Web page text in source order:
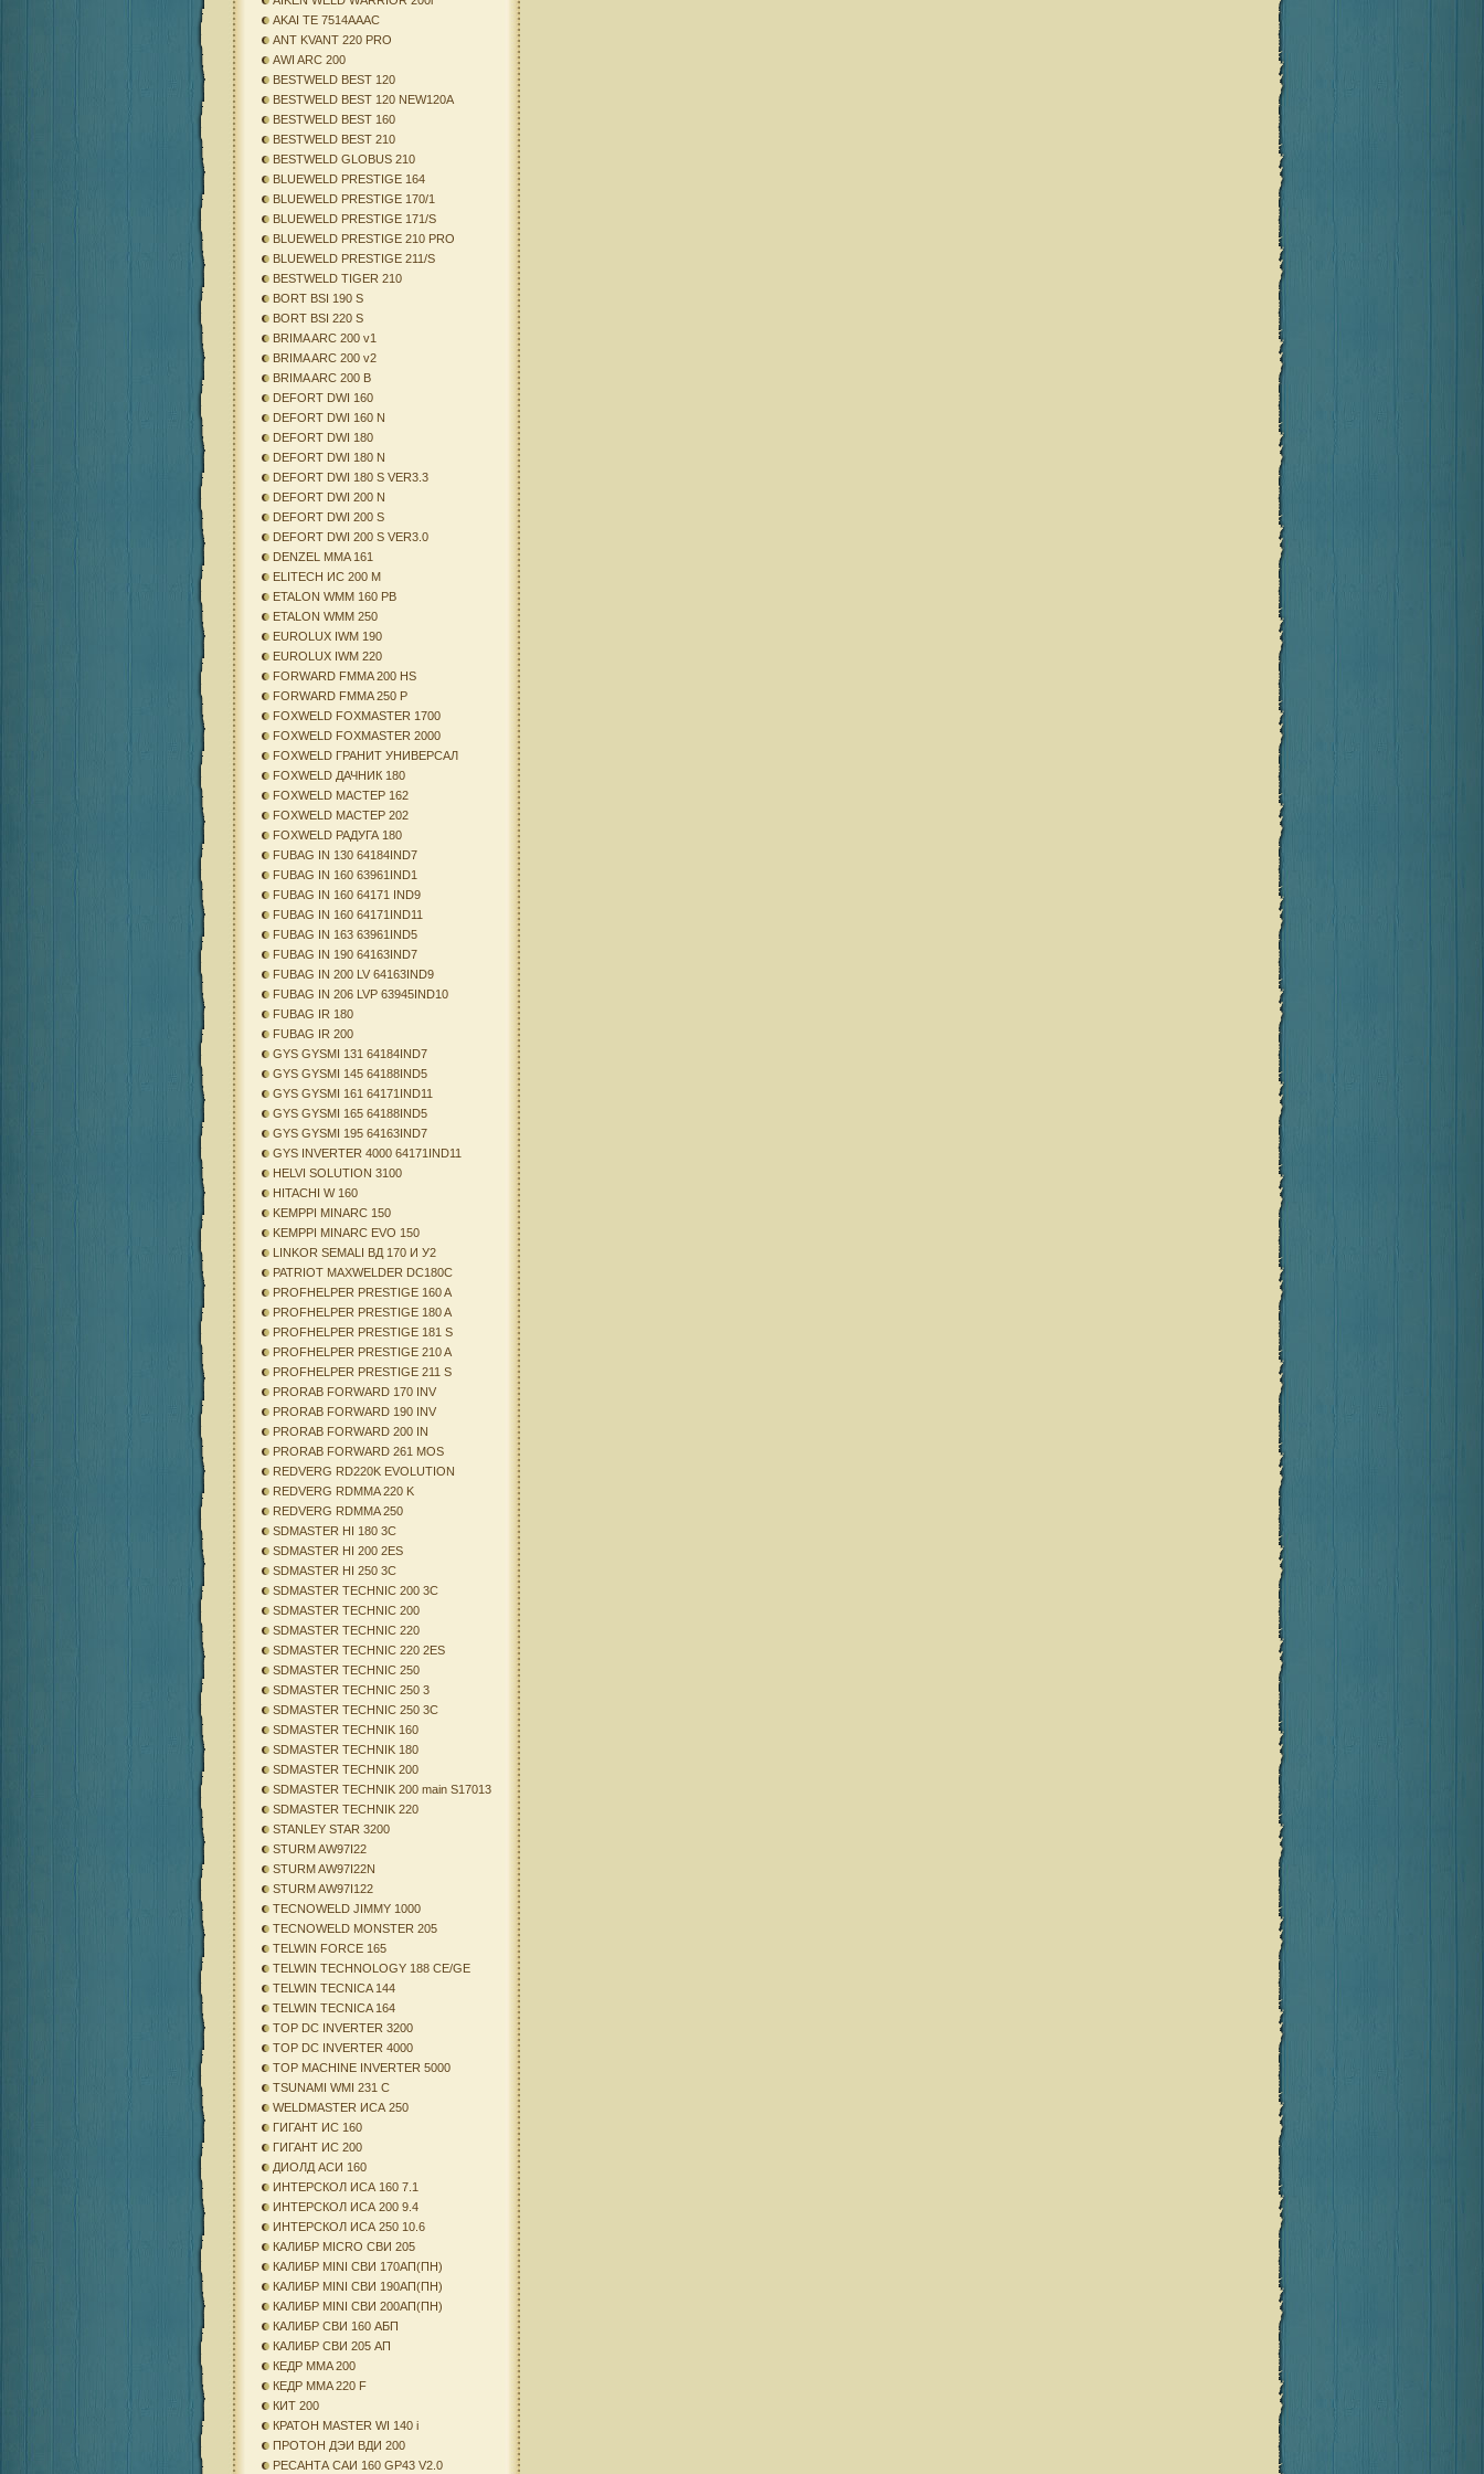
AKAI TE 7514AAAC
ANT KVANT 220 PRO
AWI ARC 200
BESTWELD BEST 120
BESTWELD BEST 120 NEW120A
BESTWELD BEST 160
BESTWELD BEST 210
BESTWELD GLOBUS 210
BLUEWELD PRESTIGE 164
BLUEWELD PRESTIGE 170/1
BLUEWELD PRESTIGE 171/S
BLUEWELD PRESTIGE 210 PRO
BLUEWELD PRESTIGE 211/S
BESTWELD TIGER 210
BORT BSI 190 S
BORT BSI 220 S
BRIMA ARC 200 v1
BRIMA ARC 200 v2
BRIMA ARC 200 B
DEFORT DWI 160
DEFORT DWI 160 N
DEFORT DWI 180
DEFORT DWI 180 N
DEFORT DWI 180 S VER3.3
DEFORT DWI 200 N
DEFORT DWI 200 S
DEFORT DWI 200 S VER3.0
DENZEL MMA 161
ELITECH ИС 200 М
ETALON WMM 160 PB
ETALON WMM 250
EUROLUX IWM 190
EUROLUX IWM 220
FORWARD FMMA 200 HS
FORWARD FMMA 250 P
FOXWELD FOXMASTER 1700
FOXWELD FOXMASTER 2000
FOXWELD ГРАНИТ УНИВЕРСАЛ
FOXWELD ДАЧНИК 180
FOXWELD МАСТЕР 162
FOXWELD МАСТЕР 202
FOXWELD РАДУГА 180
FUBAG IN 130 64184IND7
FUBAG IN 160 63961IND1
FUBAG IN 160 64171 IND9
FUBAG IN 160 64171IND11
FUBAG IN 163 63961IND5
FUBAG IN 190 64163IND7
FUBAG IN 200 LV 64163IND9
FUBAG IN 206 LVP 63945IND10
FUBAG IR 180
FUBAG IR 200
GYS GYSMI 131 64184IND7
GYS GYSMI 145 64188IND5
GYS GYSMI 161 64171IND11
GYS GYSMI 165 64188IND5
GYS GYSMI 195 64163IND7
GYS INVERTER 4000 64171IND11
HELVI SOLUTION 3100
HITACHI W 160
KEMPPI MINARC 150
KEMPPI MINARC EVO 150
LINKOR SEMALI ВД 170 И У2
PATRIOT MAXWELDER DC180C
PROFHELPER PRESTIGE 160 A
PROFHELPER PRESTIGE 180 A
PROFHELPER PRESTIGE 181 S
PROFHELPER PRESTIGE 210 A
PROFHELPER PRESTIGE 211 S
PRORAB FORWARD 170 INV
PRORAB FORWARD 190 INV
PRORAB FORWARD 200 IN
PRORAB FORWARD 261 MOS
REDVERG RD220K EVOLUTION
REDVERG RDMMA 220 K
REDVERG RDMMA 250
SDMASTER HI 180 3C
SDMASTER HI 200 2ES
SDMASTER HI 250 3C
SDMASTER TECHNIC 200 3C
SDMASTER TECHNIC 200
SDMASTER TECHNIC 220
SDMASTER TECHNIC 220 2ES
SDMASTER TECHNIC 250
SDMASTER TECHNIC 250 3
SDMASTER TECHNIC 250 3C
SDMASTER TECHNIK 160
SDMASTER TECHNIK 180
SDMASTER TECHNIK 200
SDMASTER TECHNIK 200 main S17013
SDMASTER TECHNIK 220
STANLEY STAR 3200
STURM AW97I22
STURM AW97I22N
STURM AW97I122
TECNOWELD JIMMY 1000
TECNOWELD MONSTER 205
TELWIN FORCE 165
TELWIN TECHNOLOGY 188 CE/GE
TELWIN TECNICA 144
TELWIN TECNICA 164
TOP DC INVERTER 3200
TOP DC INVERTER 4000
TOP MACHINE INVERTER 5000
TSUNAMI WMI 231 C
WELDMASTER ИСА 250
ГИГАНТ ИС 160
ГИГАНТ ИС 200
ДИОЛД АСИ 160
ИНТЕРСКОЛ ИСА 160 7.1
ИНТЕРСКОЛ ИСА 200 9.4
ИНТЕРСКОЛ ИСА 250 10.6
КАЛИБР MICRO СВИ 205
КАЛИБР MINI СВИ 170АП(ПН)
КАЛИБР MINI СВИ 190АП(ПН)
КАЛИБР MINI СВИ 200АП(ПН)
КАЛИБР СВИ 160 АБП
КАЛИБР СВИ 205 АП
КЕДР MMA 200
КЕДР MMA 220 F
КИТ 200
КРАТОН MASTER WI 140 i
ПРОТОН ДЭИ ВДИ 200
РЕСАНТА САИ 160 GP43 V2.0